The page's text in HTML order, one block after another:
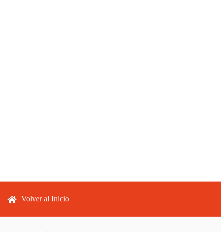
Footer menu
Volver al Inicio